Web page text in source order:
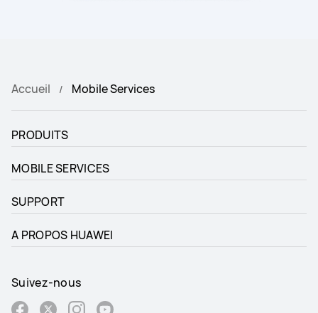
Accueil Mobile Services
PRODUITS
MOBILE SERVICES
SUPPORT
A PROPOS HUAWEI
Suivez-nous